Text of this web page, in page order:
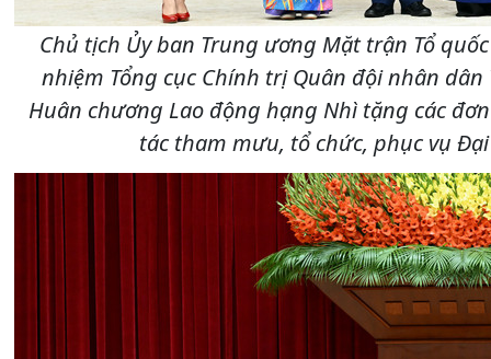
Chủ tịch Ủy ban Trung ương Mặt trận Tổ
nhiệm Tổng cục Chính trị Quân đội nhân
Huân chương Lao động hạng Nhì tặng các
tác tham mưu, tổ chức, phục vụ Đại